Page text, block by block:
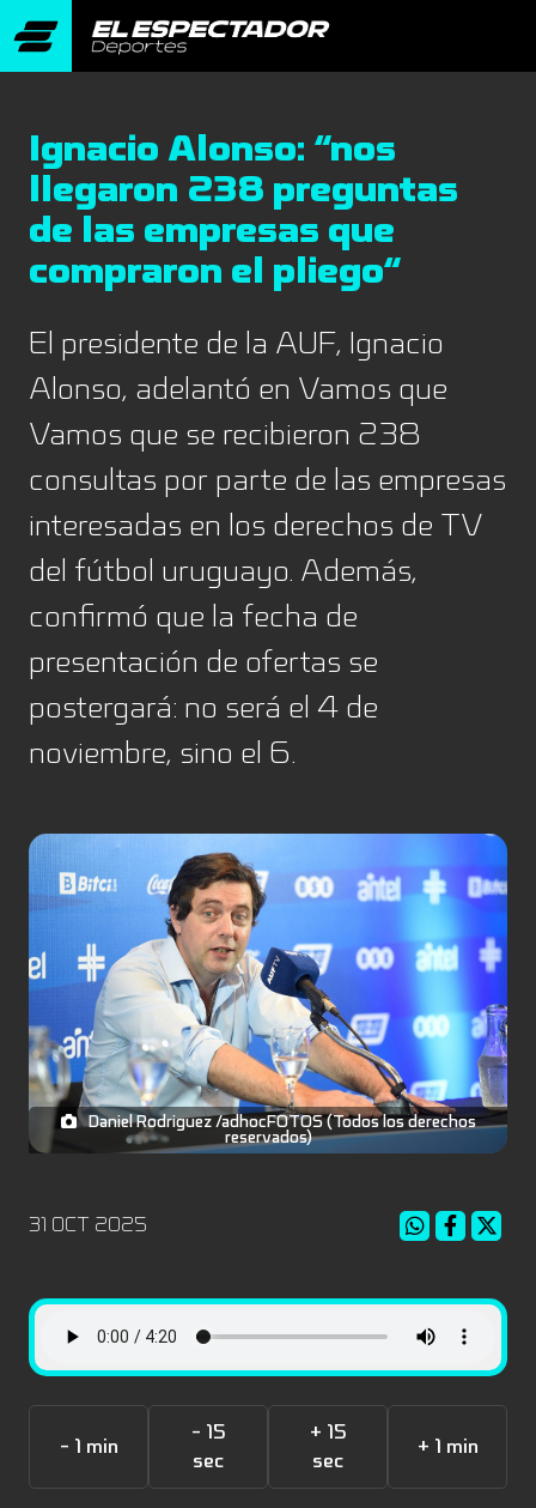
Ignacio Alonso: “nos
llegaron 238 preguntas
de las empresas que
compraron el pliego“
El presidente de la AUF, Ignacio
Alonso, adelantó en Vamos que
Vamos que se recibieron 238
consultas por parte de las empresas
interesadas en los derechos de TV
del fútbol uruguayo. Además,
confirmó que la fecha de
presentación de ofertas se
postergará: no será el 4 de
noviembre, sino el 6.
Daniel Rodriguez /adhocFOTOS (Todos los derechos
reservados)
31 OCT 2025
- 1 min
- 15
sec
+ 15
sec
+ 1 min